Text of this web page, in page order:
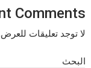
Comments
لا توجد تعليقات للعرض.
البحث